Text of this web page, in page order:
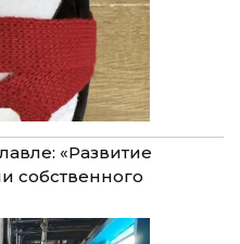
«Развитие
собственного